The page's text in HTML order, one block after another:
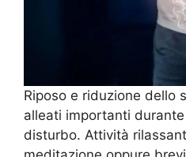
Riposo e riduzione dello
alleati importanti
disturbo. Attività